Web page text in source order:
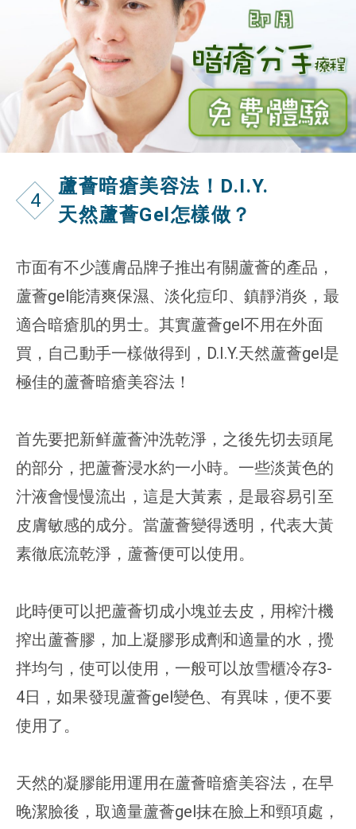
4
蘆薈暗瘡美容法！D.I.Y.
天然蘆薈Gel怎樣做？
市面有不少護膚品牌子推出有關蘆薈的產品，
蘆薈gel能清爽保濕、淡化痘印、鎮靜消炎，最
適合暗瘡肌的男士。其實蘆薈gel不用在外面
買，自己動手一樣做得到，D.I.Y.天然蘆薈gel是
極佳的蘆薈暗瘡美容法！
首先要把新鲜蘆薈沖洗乾淨，之後先切去頭尾
的部分，把蘆薈浸水約一小時。一些淡黃色的
汁液會慢慢流出，這是大黃素，是最容易引至
皮膚敏感的成分。當蘆薈變得透明，代表大黃
素徹底流乾淨，蘆薈便可以使用。
此時便可以把蘆薈切成小塊並去皮，用榨汁機
搾出蘆薈膠，加上凝膠形成劑和適量的水，攪
拌均勻，使可以使用，一般可以放雪櫃冷存3-
4日，如果發現蘆薈gel變色、有異味，便不要
使用了。
天然的凝膠能用運用在蘆薈暗瘡美容法，在早
晚潔臉後，取適量蘆薈gel抹在臉上和頸項處，